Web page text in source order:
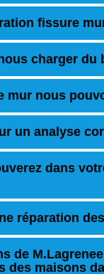
fissure
charger du
mur nous
un analyse
dans
réparation
de
des maisons